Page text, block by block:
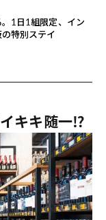
1日1組限定、イン
特別ステイ
キキ随一⁉